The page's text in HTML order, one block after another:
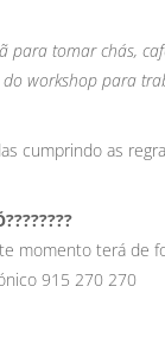
para tomar chás,
workshop para
cumprindo as
????????
momento terá de
915 270 270